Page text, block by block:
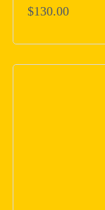
$130.00